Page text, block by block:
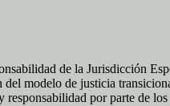
de la Jurisdicción
modelo de justicia
por parte de los